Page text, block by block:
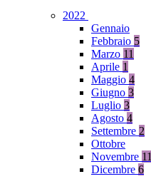
2022
Gennaio
Febbraio 5
Marzo 11
Aprile 1
Maggio 4
Giugno 3
Luglio 3
Agosto 4
Settembre 2
Ottobre
Novembre 11
Dicembre 6